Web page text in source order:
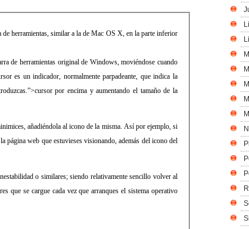
herramientas, similar a la de Mac OS X, en la parte inferior
de herramientas original de Windows, moviéndose cuando
es un indicador, normalmente parpadeante, que indica la
por encima y aumentando el tamaño de la
añadiéndola al icono de la misma. Así por ejemplo, si
página web que estuvieses visionando, además del icono del
o similares; siendo relativamente sencillo volver al
que se cargue cada vez que arranques el sistema operativo